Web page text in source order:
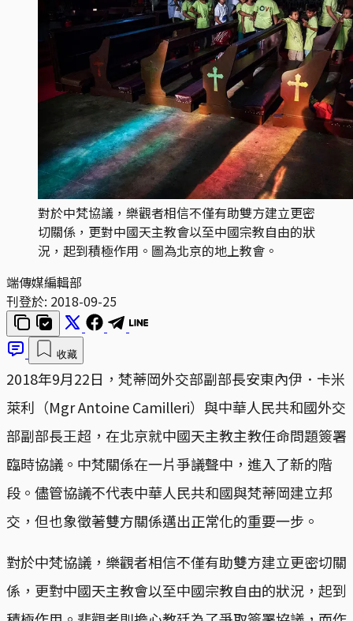
對於中梵協議，樂觀者相信不僅有助雙方建立更密
切關係，更對中國天主教會以至中國宗教自由的狀
況，起到積極作用。圖為北京的地上教會。
端傳媒編輯部
刊登於: 2018-09-25
收藏
2018年9月22日，梵蒂岡外交部副部長安東內伊．卡米
萊利（Mgr Antoine Camilleri）與中華人民共和國外交
部副部長王超，在北京就中國天主教主教任命問題簽署
臨時協議。中梵關係在一片爭議聲中，進入了新的階
段。儘管協議不代表中華人民共和國與梵蒂岡建立邦
交，但也象徵著雙方關係邁出正常化的重要一步。
對於中梵協議，樂觀者相信不僅有助雙方建立更密切關
係，更對中國天主教會以至中國宗教自由的狀況，起到